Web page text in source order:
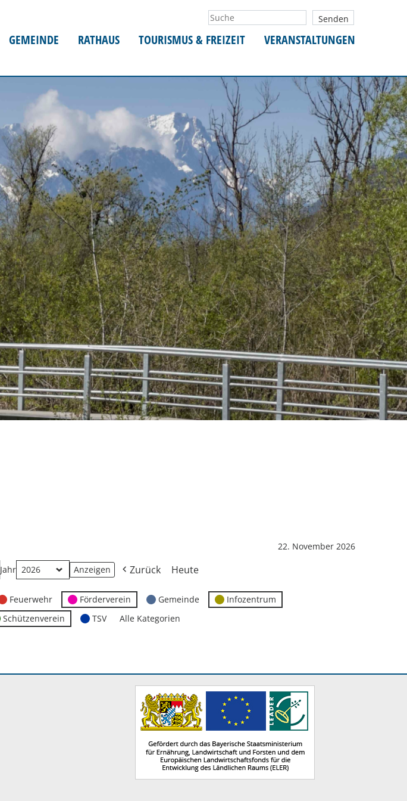
GEMEINDE RATHAUS TOURISMUS & FREIZEIT VERANSTALTUNGEN
22. November 2026
Jahr Zurück Heute
Feuerwehr Förderverein Gemeinde
Infozentrum
Schützenverein TSV
Alle Kategorien